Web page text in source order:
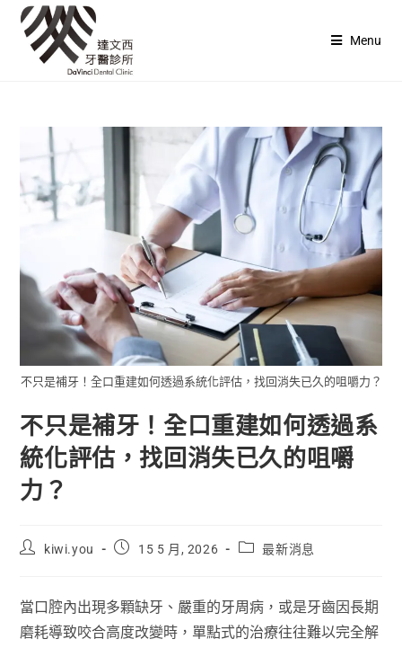
Menu
不只是補牙！全口重建如何透過系統化評估，找回消失已久的咀嚼力？
不只是補牙！全口重建如何透過系
統化評估，找回消失已久的咀嚼
力？
kiwi.you 15 5 月, 2026 最新消息
當口腔內出現多顆缺牙、嚴重的牙周病，或是牙齒因長期
磨耗導致咬合高度改變時，單點式的治療往往難以完全解